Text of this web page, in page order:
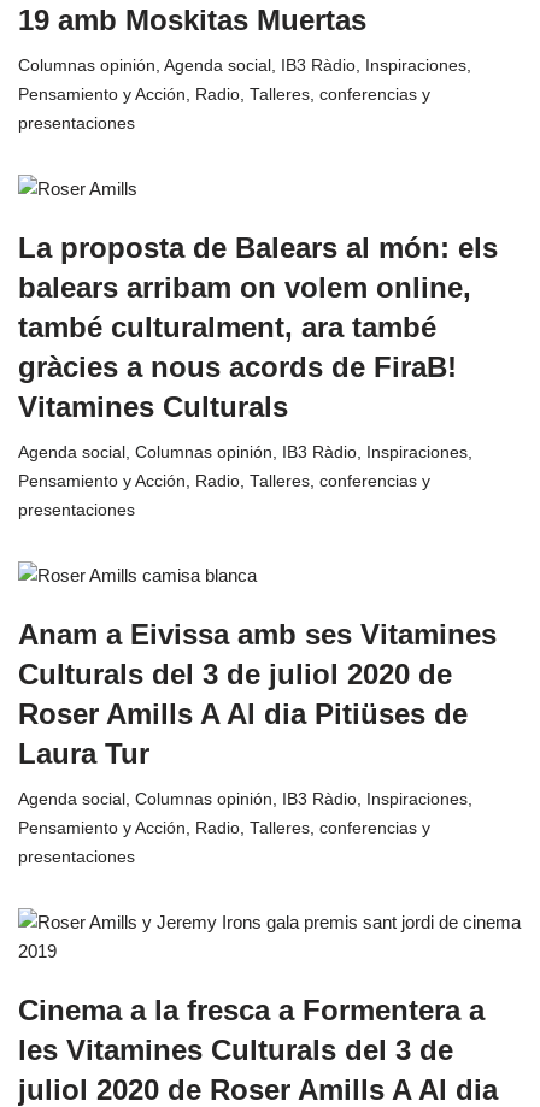
19 amb Moskitas Muertas
Columnas opinión, Agenda social , IB3 Ràdio, Inspiraciones,
Pensamiento y Acción, Radio, Talleres, conferencias y
presentaciones
La proposta de Balears al món: els
balears arribam on volem online,
també culturalment, ara també
gràcies a nous acords de FiraB!
Vitamines Culturals
Agenda social , Columnas opinión, IB3 Ràdio, Inspiraciones,
Pensamiento y Acción, Radio, Talleres, conferencias y
presentaciones
Anam a Eivissa amb ses Vitamines
Culturals del 3 de juliol 2020 de
Roser Amills A Al dia Pitiüses de
Laura Tur
Agenda social , Columnas opinión, IB3 Ràdio, Inspiraciones,
Pensamiento y Acción, Radio, Talleres, conferencias y
presentaciones
Cinema a la fresca a Formentera a
les Vitamines Culturals del 3 de
juliol 2020 de Roser Amills A Al dia